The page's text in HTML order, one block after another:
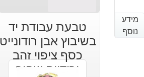
מידע
נוסף
מידע
נוסף
טבעת עבודת יד
בשיבוץ אבן רודונייט
כסף ציפוי זהב
ורודיום שחור